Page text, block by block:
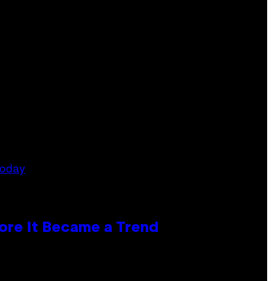
It Became a Trend